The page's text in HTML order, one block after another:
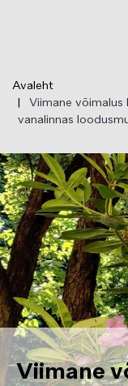
Avaleht
Viimane võimalus
vanalinnas
Viimane